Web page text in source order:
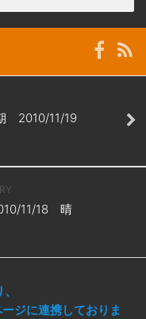
2010/11/19
11/18 晴
ジに連携しておりま